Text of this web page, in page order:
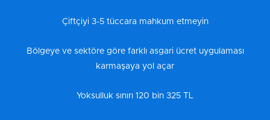
Çiftçiyi 3-5 tüccara mahkum etmeyin
Bölgeye ve sektöre göre farklı asgari ücret uygulaması
karmaşaya yol açar
Yoksulluk sınırı 120 bin 325 TL